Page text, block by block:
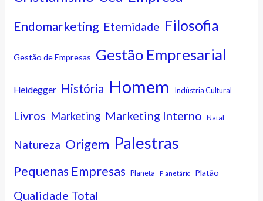
Endomarketing Eternidade Filosofia
Gestão de Empresas Gestão Empresarial
Heidegger História Homem Indústria Cultural
Livros Marketing Marketing Interno Natal
Natureza Origem Palestras
Pequenas Empresas Planeta Planetário Platão
Qualidade Total